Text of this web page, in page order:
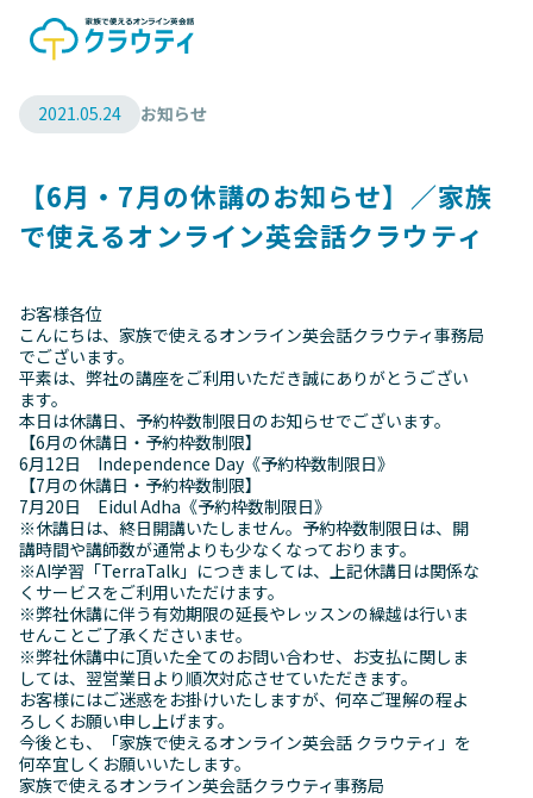
2021.05.24 お知らせ
【6月・7月の休講のお知らせ】／家族
で使えるオンライン英会話クラウティ
お客様各位
こんにちは、家族で使えるオンライン英会話クラウティ事務局
でございます。
平素は、弊社の講座をご利用いただき誠にありがとうござい
ます。
本日は休講日、予約枠数制限日のお知らせでございます。
【6月の休講日・予約枠数制限】
6月12日 Independence Day《予約枠数制限日》
【7月の休講日・予約枠数制限】
7月20日 Eidul Adha《予約枠数制限日》
※休講日は、終日開講いたしません。予約枠数制限日は、開
講時間や講師数が通常よりも少なくなっております。
※AI学習「TerraTalk」につきましては、上記休講日は関係な
くサービスをご利用いただけます。
※弊社休講に伴う有効期限の延長やレッスンの繰越は行いま
せんことご了承くださいませ。
※弊社休講中に頂いた全てのお問い合わせ、お支払に関しま
しては、翌営業日より順次対応させていただきます。
お客様にはご迷惑をお掛けいたしますが、何卒ご理解の程よ
ろしくお願い申し上げます。
今後とも、「家族で使えるオンライン英会話 クラウティ」を
何卒宜しくお願いいたします。
家族で使えるオンライン英会話クラウティ事務局